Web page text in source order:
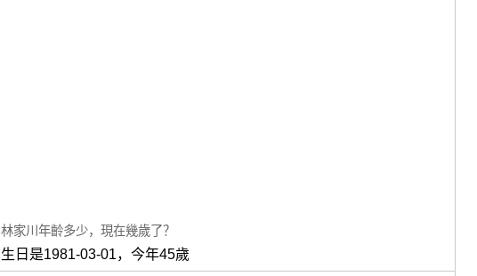
林家川年齡多少，現在幾歲了？
生日是1981-03-01，今年45歲